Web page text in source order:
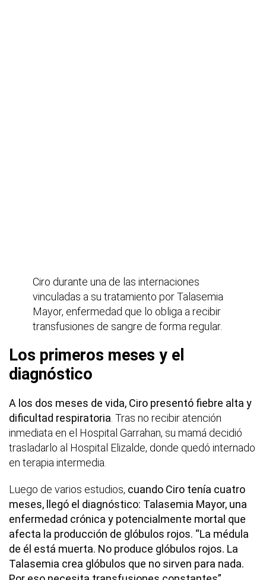
Ciro durante una de las internaciones
vinculadas a su tratamiento por Talasemia
Mayor, enfermedad que lo obliga a recibir
transfusiones de sangre de forma regular.
Los primeros meses y el
diagnóstico
A los dos meses de vida, Ciro presentó fiebre alta y
dificultad respiratoria . Tras no recibir atención
inmediata en el Hospital Garrahan, su mamá decidió
trasladarlo al Hospital Elizalde, donde quedó internado
en terapia intermedia.
Luego de varios estudios, cuando Ciro tenía cuatro
meses, llegó el diagnóstico: Talasemia Mayor, una
enfermedad crónica y potencialmente mortal que
afecta la producción de glóbulos rojos. “La médula
de él está muerta. No produce glóbulos rojos. La
Talasemia crea glóbulos que no sirven para nada.